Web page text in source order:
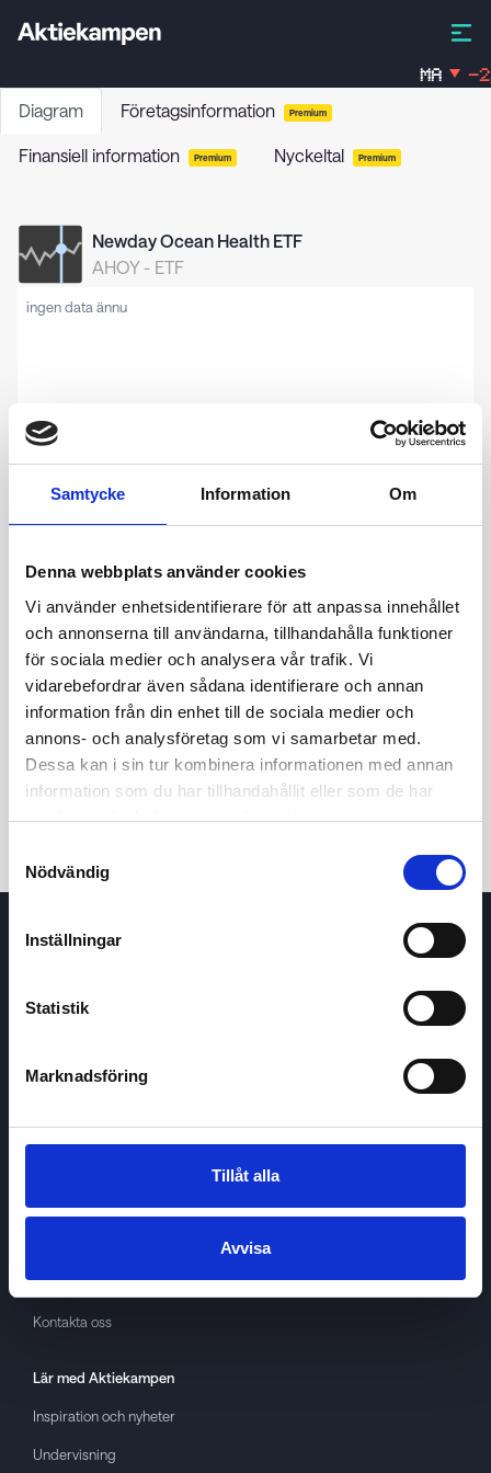
Samtycke Information Om
Denna webbplats använder cookies
Vi använder enhetsidentifierare för att anpassa innehållet
och annonserna till användarna, tillhandahålla funktioner
för sociala medier och analysera vår trafik. Vi
vidarebefordrar även sådana identifierare och annan
information från din enhet till de sociala medier och
annons- och analysföretag som vi samarbetar med.
Dessa kan i sin tur kombinera informationen med annan
information som du har tillhandahållit eller som de har
samlat in när du har använt deras tjänster.
Nödvändig
Inställningar
Statistik
Marknadsföring
Tillåt alla
Avvisa
MA -
Diagram Företagsinformation Premium
Finansiell information Premium Nyckeltal Premium
Newday Ocean Health ETF
AHOY- ETF
ingen data ännu
24t 7d 1m 3m 1å 5å
Köp / Sälj
OmAktiekampen
About cookies
GDPR
Kontakta oss
Lär med Aktiekampen
Inspiration och nyheter
Undervisning